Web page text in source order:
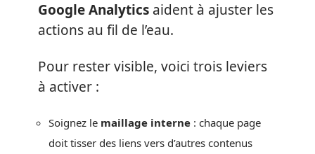
Google Analytics aident à ajuster les
actions au fil de l’eau.
Pour rester visible, voici trois leviers
à activer :
Soignez le maillage interne : chaque page
doit tisser des liens vers d’autres contenus